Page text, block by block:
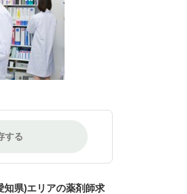
する
知県)エリアの薬剤師求